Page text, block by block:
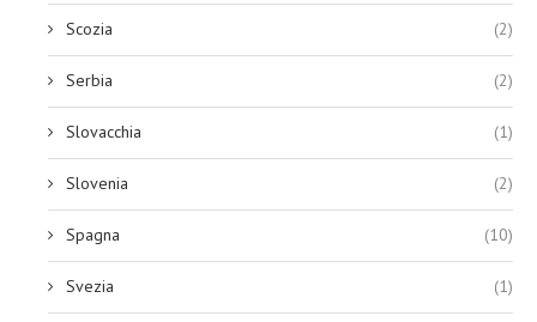
Scozia (2)
Serbia (2)
Slovacchia (1)
Slovenia (2)
Spagna (10)
Svezia (1)